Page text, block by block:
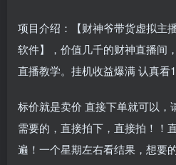
项目介绍：【财神爷带货虚拟主
软件】，价值几千的财神直播间
直播教学。挂机收益爆满 认真看
标价就是卖价 直接下单就可以，
需要的，直接拍下，直接拍！！
遍！一个星期左右看结果，想要